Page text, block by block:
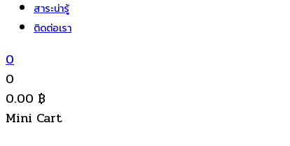
สาระน่ารู้
ติดต่อเรา
0
0
0.00 ฿
Mini Cart